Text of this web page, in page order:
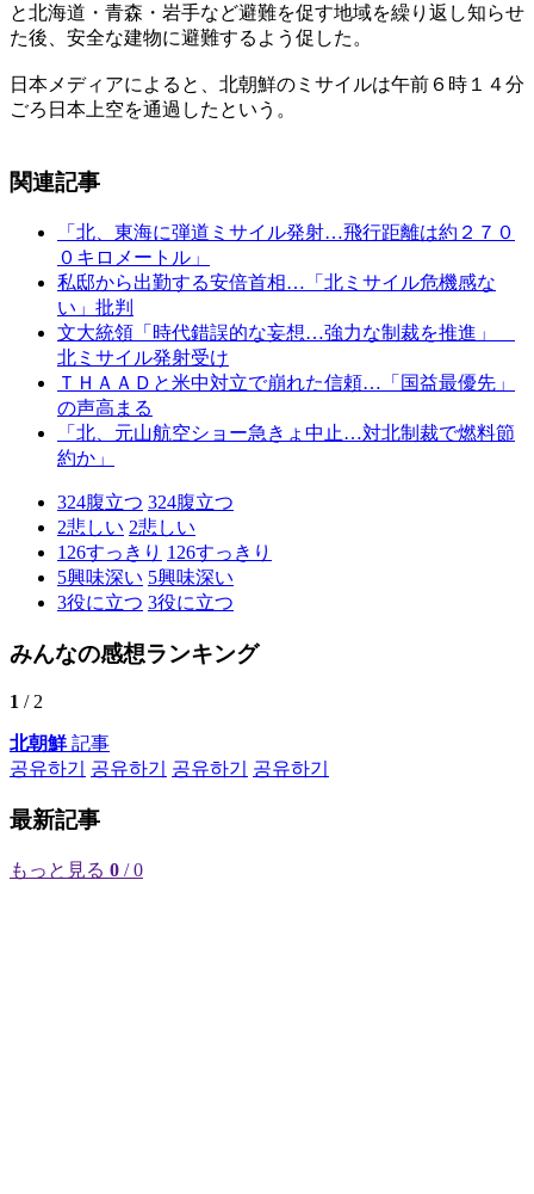
と北海道・青森・岩手など避難を促す地域を繰り返し知らせ
た後、安全な建物に避難するよう促した。
日本メディアによると、北朝鮮のミサイルは午前６時１４分
ごろ日本上空を通過したという。
関連記事
「北、東海に弾道ミサイル発射…飛行距離は約２７０
０キロメートル」
私邸から出勤する安倍首相…「北ミサイル危機感な
い」批判
文大統領「時代錯誤的な妄想…強力な制裁を推進」
北ミサイル発射受け
ＴＨＡＡＤと米中対立で崩れた信頼…「国益最優先」
の声高まる
「北、元山航空ショー急きょ中止…対北制裁で燃料節
約か」
324腹立つ 324腹立つ
2悲しい 2悲しい
126すっきり 126すっきり
5興味深い 5興味深い
3役に立つ 3役に立つ
みんなの感想ランキング
1 / 2
北朝鮮記事
공유하기
공유하기 공유하기 공유하기
最新記事
もっと見る 0 / 0